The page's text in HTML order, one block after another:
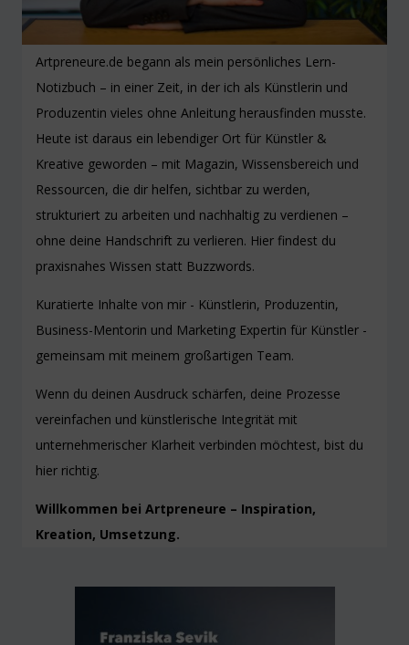
Artpreneure.de begann als mein persönliches Lern-
Notizbuch – in einer Zeit, in der ich als Künstlerin und
Produzentin vieles ohne Anleitung herausfinden musste.
Heute ist daraus ein lebendiger Ort für Künstler &
Kreative geworden – mit Magazin, Wissensbereich und
Ressourcen, die dir helfen, sichtbar zu werden,
strukturiert zu arbeiten und nachhaltig zu verdienen –
ohne deine Handschrift zu verlieren. Hier findest du
praxisnahes Wissen statt Buzzwords.
Kuratierte Inhalte von mir - Künstlerin, Produzentin,
Business-Mentorin und Marketing Expertin für Künstler -
gemeinsam mit meinem großartigen Team.
Wenn du deinen Ausdruck schärfen, deine Prozesse
vereinfachen und künstlerische Integrität mit
unternehmerischer Klarheit verbinden möchtest, bist du
hier richtig.
Willkommen bei Artpreneure – Inspiration,
Kreation, Umsetzung.